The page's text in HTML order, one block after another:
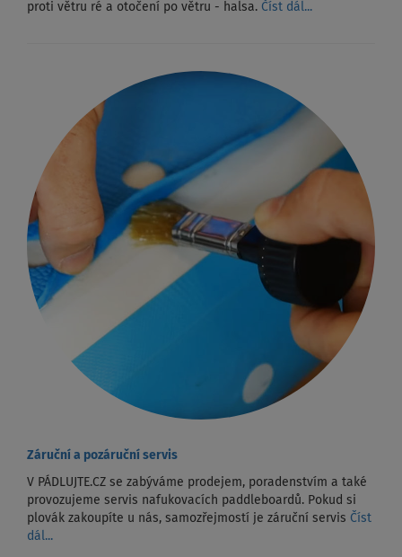
proti větru ré a otočení po větru - halsa. Číst dál...
Záruční a pozáruční servis
V PÁDLUJTE.CZ se zabýváme prodejem, poradenstvím a také
provozujeme servis nafukovacích paddleboardů. Pokud si
plovák zakoupíte u nás, samozřejmostí je záruční servis Číst
dál...